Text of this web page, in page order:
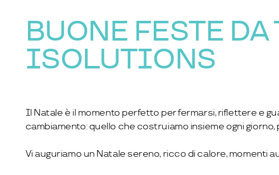
BUONE FESTE
ISOLUTIONS
Il Natale è il momento perfetto per fermarsi, riflettere e
cambiamento: quello che costruiamo insieme ogni
Vi auguriamo un Natale sereno, ricco di calore, momenti